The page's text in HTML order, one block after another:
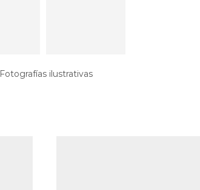
Fotografías ilustrativas